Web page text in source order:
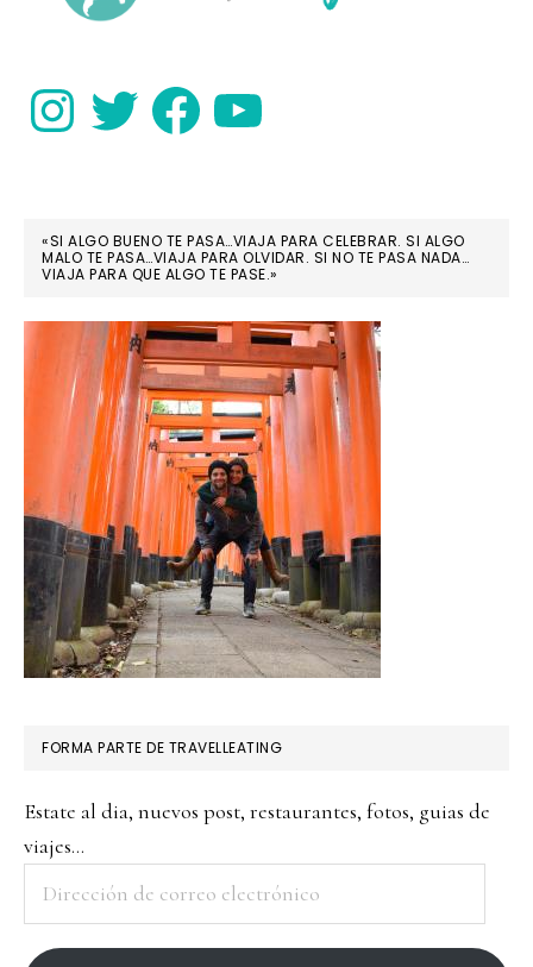
InstagramTwitter FacebookYouTube
«SI ALGO BUENO TE PASA…VIAJA PARA CELEBRAR. SI ALGO
MALO TE PASA…VIAJA PARA OLVIDAR. SI NO TE PASA NADA…
VIAJA PARA QUE ALGO TE PASE.»
FORMA PARTE DE TRAVELLEATING
Estate al dia, nuevos post, restaurantes, fotos, guias de
viajes...
correo